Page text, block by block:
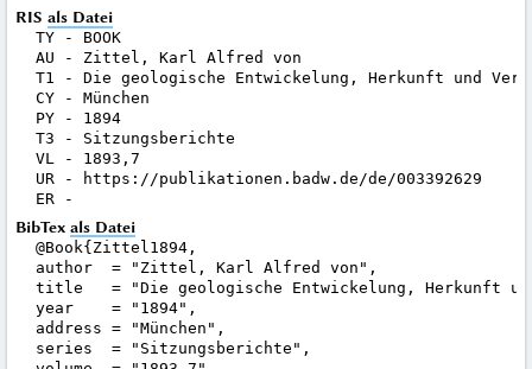
RIS als Datei
TY - BOOK
AU - Zittel, Karl Alfred von
T1 - Die geologische Entwickelung, Herkunft und
CY - München
PY - 1894
T3 - Sitzungsberichte
VL - 1893,7
UR - https://publikationen.badw.de/de/003392629
BibTex als Datei
@Book{Zittel1894,
author  = "Zittel, Karl Alfred von",
title   = "Die geologische Entwickelung, Herkunft
year    = "1894",
address = "München",
series  = "Sitzungsberichte",